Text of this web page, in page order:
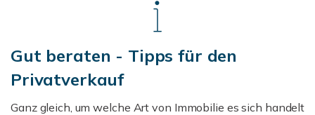
Gut beraten - Tipps für den
Privatverkauf
Ganz gleich, um welche Art von Immobilie es sich handelt